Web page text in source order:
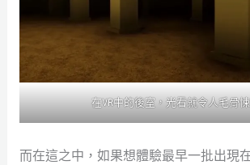
在VR中的後室，光看就令人毛骨
而在這之中，如果想體驗最早一批出現